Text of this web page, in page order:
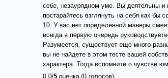
себе, незаурядном уме. Вы деятельны и
постарайтесь взглянуть на себя как бы
10. У вас нет определенной манеры
всегда в первую очередь
Разумеется, существует еще много
вы не найдете в этом тесте вашей
характера. Тогда вспомните о чувстве
0.0/5 оценка (0 голосов)